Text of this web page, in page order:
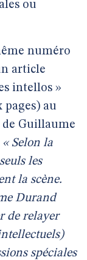
ou
numéro
article
intellos »
au
de Guillaume
« Selon la
les
la scène.
Durand
de relayer
spéciales